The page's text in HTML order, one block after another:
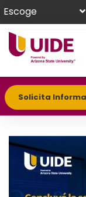
Escoge
Solicita